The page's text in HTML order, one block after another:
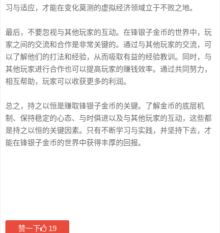
习与适应，才能在变化莫测的虚拟经济领域立于不败之地。
最后，不要忽视与其他玩家的互动。在锋银子金币的世界中，玩
家之间的交流和合作是非常关键的。通过与其他玩家的交流，可
以了解他们的打法和经验，从而吸取有益的经验教训。同时，与
其他玩家进行合作也可以提高玩家的赚钱效率。通过共同努力，
相互帮助，玩家可以收获更多的利润。
总之，持之以恒是赚取锋银子金币的关键。了解金币的底层机
制、保持稳定的心态、与时俱进以及与其他玩家的互动，这些都
是持之以恒的关键因素。只有不断学习与实践，并坚持下去，才
能在锋银子金币的世界中获得丰厚的回报。
赞一下 19